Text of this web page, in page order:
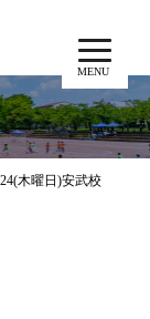
MENU
木曜日)安武校